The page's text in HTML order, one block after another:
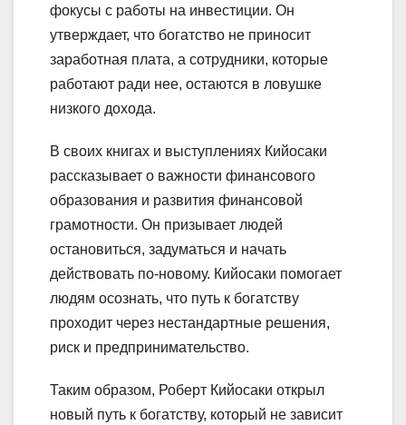
фокусы с работы на инвестиции. Он
утверждает, что богатство не приносит
заработная плата, а сотрудники, которые
работают ради нее, остаются в ловушке
низкого дохода.
В своих книгах и выступлениях Кийосаки
рассказывает о важности финансового
образования и развития финансовой
грамотности. Он призывает людей
остановиться, задуматься и начать
действовать по-новому. Кийосаки помогает
людям осознать, что путь к богатству
проходит через нестандартные решения,
риск и предпринимательство.
Таким образом, Роберт Кийосаки открыл
новый путь к богатству, который не зависит